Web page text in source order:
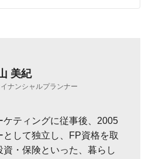
美紀
ナンシャルプランナー
ケティングに従事後、2005
して独立し、FP資格を取
・保険といった、暮らし